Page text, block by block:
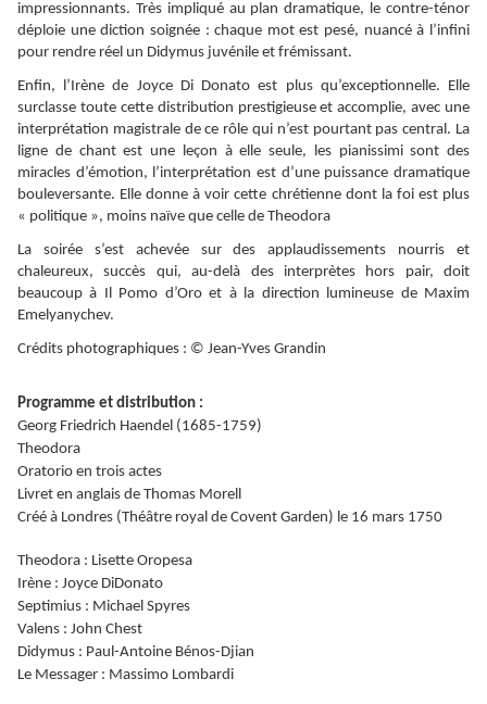
impressionnants. Très impliqué au plan dramatique, le contre-ténor
déploie une diction soignée : chaque mot est pesé, nuancé à l’infini
pour rendre réel un Didymus juvénile et frémissant.
Enfin, l’Irène de Joyce Di Donato est plus qu’exceptionnelle. Elle
surclasse toute cette distribution prestigieuse et accomplie, avec une
interprétation magistrale de ce rôle qui n’est pourtant pas central. La
ligne de chant est une leçon à elle seule, les pianissimi sont des
miracles d’émotion, l’interprétation est d’une puissance dramatique
bouleversante. Elle donne à voir cette chrétienne dont la foi est plus
« politique », moins naïve que celle de Theodora
La soirée s’est achevée sur des applaudissements nourris et
chaleureux, succès qui, au-delà des interprètes hors pair, doit
beaucoup à Il Pomo d’Oro et à la direction lumineuse de Maxim
Emelyanychev.
Crédits photographiques : © Jean-Yves Grandin
Programme et distribution :
Georg Friedrich Haendel (1685-1759)
Theodora
Oratorio en trois actes
Livret en anglais de Thomas Morell
Créé à Londres (Théâtre royal de Covent Garden) le 16 mars 1750
Theodora : Lisette Oropesa
Irène : Joyce DiDonato
Septimius : Michael Spyres
Valens : John Chest
Didymus : Paul-Antoine Bénos-Djian
Le Messager : Massimo Lombardi